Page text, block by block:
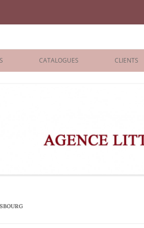
Benisti
CATALOGUES CLIENTS